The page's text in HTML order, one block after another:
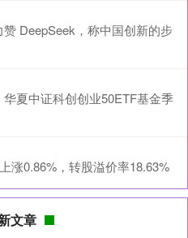
DeepSeek，称中国创新的步
夏中证科创创业50ETF基金季
涨0.86%，转股溢价率18.63%
文章